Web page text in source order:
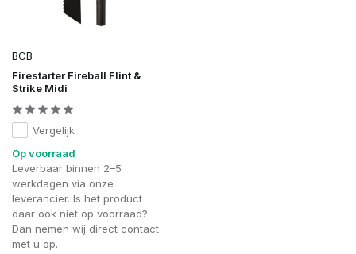
BCB
Firestarter Fireball Flint &
Strike Midi
Vergelijk
Op voorraad
Leverbaar binnen 2–5
werkdagen via onze
leverancier. Is het product
daar ook niet op voorraad?
Dan nemen wij direct contact
met u op.